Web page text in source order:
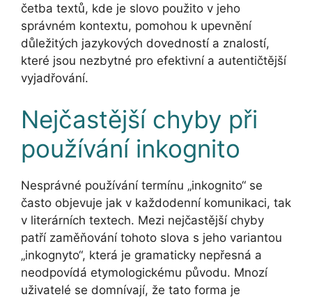
četba textů, kde je slovo použito v jeho
správném kontextu, pomohou k upevnění
důležitých jazykových dovedností a znalostí,
které jsou nezbytné pro efektivní a autentičtější
vyjadřování.
Nejčastější chyby při
používání inkognito
Nesprávné používání termínu „inkognito“ se
často objevuje jak v každodenní komunikaci, tak
v literárních textech. Mezi nejčastější chyby
patří zaměňování tohoto slova s jeho variantou
„inkognyto“, která je gramaticky nepřesná a
neodpovídá etymologickému původu. Mnozí
uživatelé se domnívají, že tato forma je